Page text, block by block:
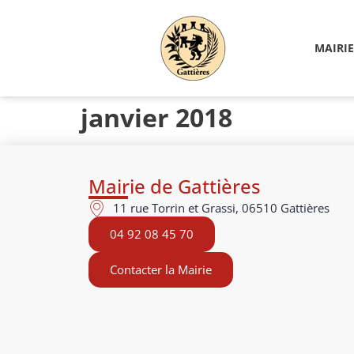
MAIRIE
janvier 2018
Mairie de Gattières
11 rue Torrin et Grassi, 06510 Gattières
04 92 08 45 70
Contacter la Mairie